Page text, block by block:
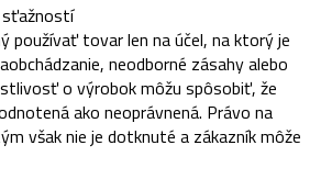
sťažností
používať tovar len na účel, na ktorý je
neodborné zásahy alebo
o výrobok môžu spôsobiť, že
ako neoprávnená. Právo na
však nie je dotknuté a zákazník môže